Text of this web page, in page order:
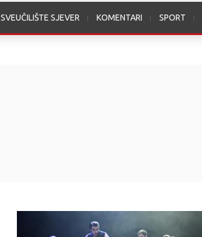
SVEUČILIŠTE SJEVER KOMENTARI SPORT